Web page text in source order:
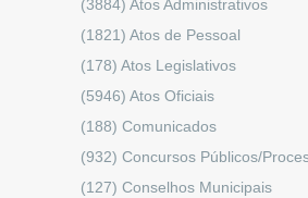
(3884) Atos Administrativos
(1821) Atos de Pessoal
(178) Atos Legislativos
(5946) Atos Oficiais
(188) Comunicados
(932) Concursos Públicos/
(127) Conselhos Municipais